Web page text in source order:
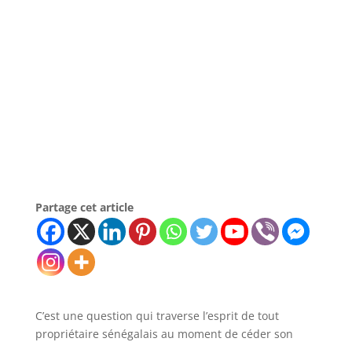
Partage cet article
C’est une question qui traverse l’esprit de tout
propriétaire sénégalais au moment de céder son